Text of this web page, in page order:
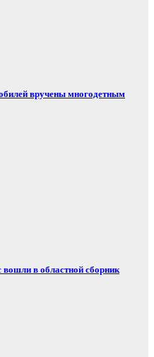
вручены многодетным
вошли в областной сборник